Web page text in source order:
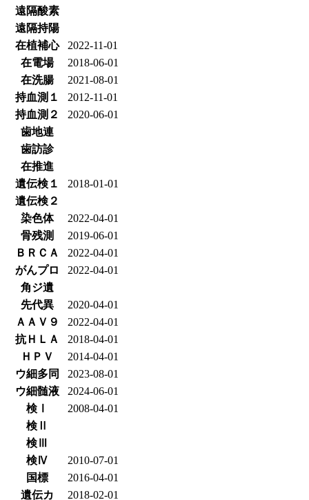
遠隔酸素
遠隔持陽
在植補心
2022-11-01
在電場
2018-06-01
在洗腸
2021-08-01
持血測１
2012-11-01
持血測２
2020-06-01
歯地連
歯訪診
在推進
遺伝検１
2018-01-01
遺伝検２
染色体
2022-04-01
骨残測
2019-06-01
ＢＲＣＡ
2022-04-01
がんプロ
2022-04-01
角ジ遺
先代異
2020-04-01
ＡＡＶ９
2022-04-01
抗ＨＬＡ
2018-04-01
ＨＰＶ
2014-04-01
ウ細多同
2023-08-01
ウ細髄液
2024-06-01
検Ⅰ
2008-04-01
検Ⅱ
検Ⅲ
検Ⅳ
2010-07-01
国標
2016-04-01
遺伝カ
2018-02-01